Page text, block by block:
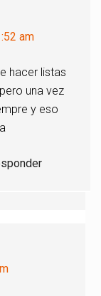
am
hacer listas
una vez
y eso